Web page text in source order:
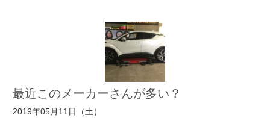
最近このメーカーさんが多い？
2019年05月11日（土）